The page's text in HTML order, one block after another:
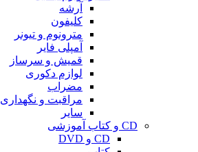
آرشه
کلیفون
مترونوم و تیونر
آمپلی فایر
قمیش و سرساز
لوازم دکوری
مضراب
مراقبت و نگهداری
سایر
CD و کتاب آموزشی
CD و DVD